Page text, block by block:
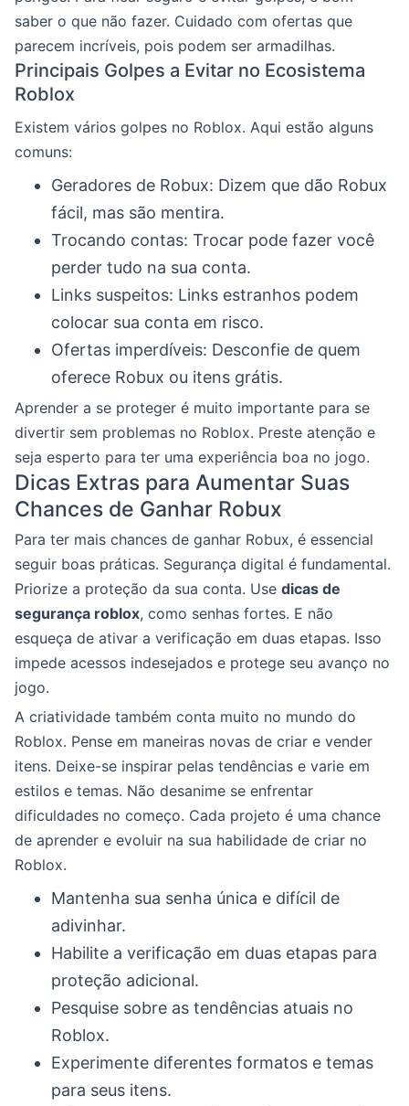
saber o que não fazer. Cuidado com ofertas que
parecem incríveis, pois podem ser armadilhas.
Principais Golpes a Evitar no Ecosistema
Roblox
Existem vários golpes no Roblox. Aqui estão alguns
comuns:
Geradores de Robux: Dizem que dão Robux
fácil, mas são mentira.
Trocando contas: Trocar pode fazer você
perder tudo na sua conta.
Links suspeitos: Links estranhos podem
colocar sua conta em risco.
Ofertas imperdíveis: Desconfie de quem
oferece Robux ou itens grátis.
Aprender a se proteger é muito importante para se
divertir sem problemas no Roblox. Preste atenção e
seja esperto para ter uma experiência boa no jogo.
Dicas Extras para Aumentar Suas
Chances de Ganhar Robux
Para ter mais chances de ganhar Robux, é essencial
seguir boas práticas. Segurança digital é fundamental.
Priorize a proteção da sua conta. Use dicas de
segurança roblox, como senhas fortes. E não
esqueça de ativar a verificação em duas etapas. Isso
impede acessos indesejados e protege seu avanço no
jogo.
A criatividade também conta muito no mundo do
Roblox. Pense em maneiras novas de criar e vender
itens. Deixe-se inspirar pelas tendências e varie em
estilos e temas. Não desanime se enfrentar
dificuldades no começo. Cada projeto é uma chance
de aprender e evoluir na sua habilidade de criar no
Roblox.
Mantenha sua senha única e difícil de
adivinhar.
Habilite a verificação em duas etapas para
proteção adicional.
Pesquise sobre as tendências atuais no
Roblox.
Experimente diferentes formatos e temas
para seus itens.